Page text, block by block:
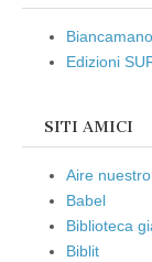
Edizioni
SITI AMICI
Aire
Babel
Biblioteca
Biblit